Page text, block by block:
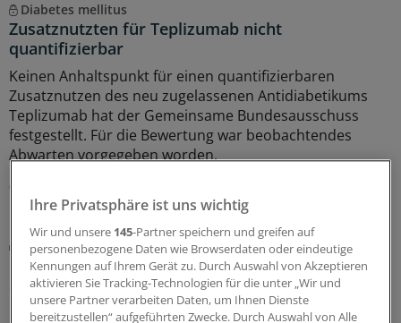
Diabetes mellitus
Zusatznutzten für Teplizumab nicht
quantifizierbar
Keinen Anhaltspunkt für einen quantifizierbaren
Zusatznutzen des neu zugelassenen Antidiabetikums
Teplizumab hat der Gemeinsame Bundesausschuss
festgestellt. Für die Bewertung war beobachtendes
Abwarten vorgegeben worden.
06.08.2026
Beitragssatzstabilisierungsgesetz
GKV-Spargesetz tritt in Kraft: Welche Neuerungen
sofort greifen
Das umstrittene GKV-Spargesetz ist in Kraft getreten.
Ihre Privatsphäre ist uns wichtig
Wir und unsere 145-Partner speichern und greifen auf
personenbezogene Daten wie Browserdaten oder eindeutige
Kennungen auf Ihrem Gerät zu. Durch Auswahl von Akzeptieren
aktivieren Sie Tracking-Technologien für die unter „Wir und
unsere Partner verarbeiten Daten, um Ihnen Dienste
bereitzustellen“ aufgeführten Zwecke. Durch Auswahl von Alle